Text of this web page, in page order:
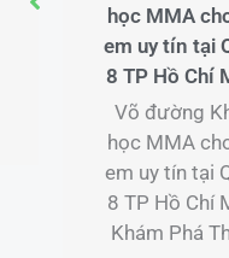
học MMA cho trẻ
em uy tín tại Quận
8 TP Hồ Chí Minh
Võ đường Khóa
học MMA cho trẻ
em uy tín tại Quận
8 TP Hồ Chí Minh
Khám Phá Thế ...